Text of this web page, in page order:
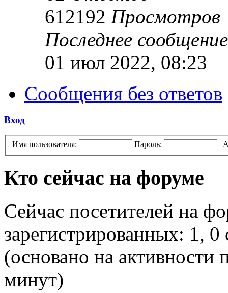
612192 Просмотров
Последнее
01 июл 2022, 08:23
Сообщения без ответов
Вход
Имя пользователя: Пароль: |
Кто сейчас на форуме
Сейчас посетителей на
зарегистрированных: 1,
(основано на активности
минут)